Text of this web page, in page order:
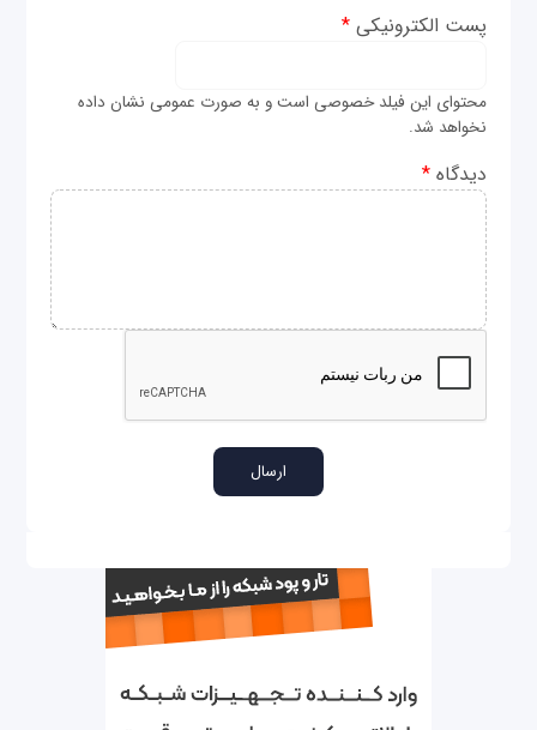
پست الکترونیکی*
محتوای این فیلد خصوصی است و به صورت عمومی نشان داده
نخواهد شد.
دیدگاه*